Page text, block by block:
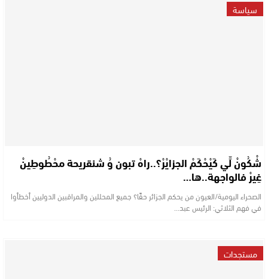
سياسة
شْكُونْ لِّي كَيْحْكَمْ الجزايْرْ؟..راهْ تبون وُ شنقريحة محْطُوطِينْ
غِيرْ فالواجهة..ها…
الصحراء اليومية/العيون من يحكم الجزائر حقًا؟ جميع المحللين والمراقبين الدوليين أخطأوا
في فهم الثلاثي: الرئيس عبد…
مستجدات